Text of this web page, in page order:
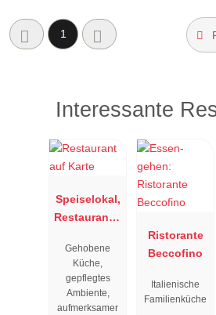
1
Interessante
Speiselokal,
Restaurant "
"
Gehobene
Küche,
gepflegtes
Ambiente,
aufmerksamer
Ristorante
Beccofino
Italienische
Familienküche